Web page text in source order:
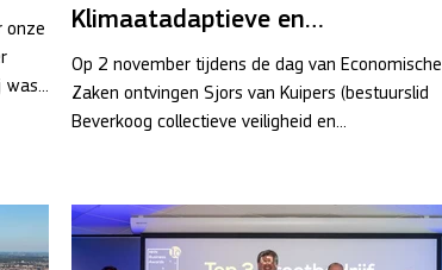
onze
Klimaatadaptieve en
Natuurinclusieve
Bedrijventerrein 2023
Op 2 november tijdens de dag van Economische
Zaken ontvingen Sjors van Kuipers (bestuurslid
Beverkoog collectieve veiligheid en...